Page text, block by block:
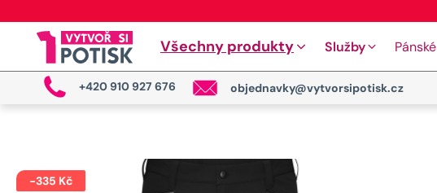
Všechny produkty Služby Pánské
+420 910 927 676 objednavky@vytvorsipotisk.cz
-335 Kč